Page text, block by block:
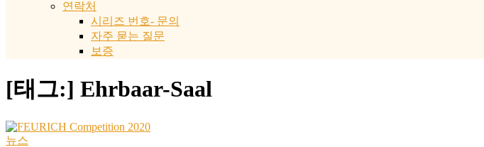
연락처
시리즈 번호- 문의
자주 묻는 질문
보증
[태그:] Ehrbaar-Saal
뉴스